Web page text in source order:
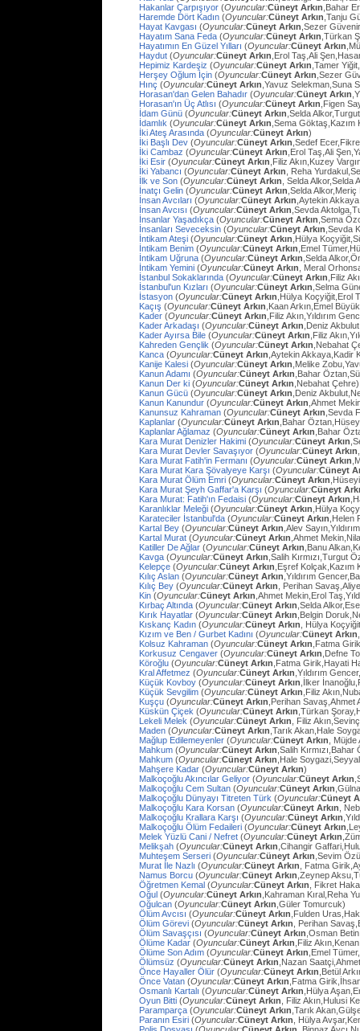
Hakanlar Çarpışıyor (Oyuncular:Cüneyt Arkın ,Bahar
Haremde Dört Kadın (Oyuncular:Cüneyt Arkın ,Tanju
Hayat Kavgası (Oyuncular:Cüneyt Arkın ,Sezer
Hayatım Sana Feda (Oyuncular:Cüneyt Arkın ,Türkan
Hayatımın En Güzel Yılları (Oyuncular:Cüneyt Arkın
Haydut (Oyuncular:Cüneyt Arkın ,Erol Taş,Ali
Hepimiz Kardeşiz (Oyuncular:Cüneyt Arkın ,Tamer
Herşey Oğlum İçin (Oyuncular:Cüneyt Arkın ,Sezer
Hınç (Oyuncular:Cüneyt Arkın ,Yavuz Selekman,Suna
Horasan'dan Gelen Bahadır (Oyuncular:Cüneyt Arkın
Horasan'ın Üç Atlısı (Oyuncular:Cüneyt Arkın ,Figen
İdam Günü (Oyuncular:Cüneyt Arkın ,Selda
İdamlık (Oyuncular:Cüneyt Arkın ,Sema
İki Ateş Arasında (Oyuncular:Cüneyt Arkın)
İki Başlı Dev (Oyuncular:Cüneyt Arkın ,Sedef
İki Cambaz (Oyuncular:Cüneyt Arkın ,Erol Taş,Ali
İki Esir (Oyuncular:Cüneyt Arkın ,Filiz Akın,Kuzey
İki Yabancı (Oyuncular:Cüneyt Arkın , Reha
İlk ve Son (Oyuncular:Cüneyt Arkın , Selda Alkor,Selda
İnatçı Gelin (Oyuncular:Cüneyt Arkın ,Selda
İnsan Avcıları (Oyuncular:Cüneyt Arkın ,Aytekin
İnsan Avcısı (Oyuncular:Cüneyt Arkın ,Sevda
İnsanlar Yaşadıkça (Oyuncular:Cüneyt Arkın ,Sema
İnsanları Seveceksin (Oyuncular:Cüneyt Arkın ,Sevda
İntikam Ateşi (Oyuncular:Cüneyt Arkın ,Hülya
İntikam Benim (Oyuncular:Cüneyt Arkın ,Emel
İntikam Uğruna (Oyuncular:Cüneyt Arkın ,Selda
İntikam Yemini (Oyuncular:Cüneyt Arkın , Meral
İstanbul Sokaklarında (Oyuncular:Cüneyt Arkın ,Filiz
İstanbul'un Kızları (Oyuncular:Cüneyt Arkın ,Selma
İstasyon (Oyuncular:Cüneyt Arkın ,Hülya Koçyiğit,Erol
Kaçış (Oyuncular:Cüneyt Arkın ,Kaan Arkın,Emel
Kader (Oyuncular:Cüneyt Arkın ,Filiz Akın,Yıldırım
Kader Arkadaşı (Oyuncular:Cüneyt Arkın ,Deniz
Kader Ayırsa Bile (Oyuncular:Cüneyt Arkın ,Filiz
Kahreden Gençlik (Oyuncular:Cüneyt Arkın ,Nebahat
Kanca (Oyuncular:Cüneyt Arkın ,Aytekin Akkaya,Kadir
Kanije Kalesi (Oyuncular:Cüneyt Arkın ,Melike
Kanun Adamı (Oyuncular:Cüneyt Arkın ,Bahar
Kanun Der ki (Oyuncular:Cüneyt Arkın ,Nebahat Çehre)
Kanun Gücü (Oyuncular:Cüneyt Arkın ,Deniz
Kanun Kanundur (Oyuncular:Cüneyt Arkın ,Ahmet
Kanunsuz Kahraman (Oyuncular:Cüneyt Arkın ,Sevda
Kaplanlar (Oyuncular:Cüneyt Arkın ,Bahar
Kaplanlar Ağlamaz (Oyuncular:Cüneyt Arkın ,Bahar
Kara Murat Denizler Hakimi (Oyuncular:Cüneyt Arkın
Kara Murat Devler Savaşıyor (Oyuncular:Cüneyt Arkın
Kara Murat Fatih'in Fermanı (Oyuncular:Cüneyt Arkın
Kara Murat Kara Şövalyeye Karşı (Oyuncular:Cüneyt
Kara Murat Ölüm Emri (Oyuncular:Cüneyt Arkın
Kara Murat Şeyh Gaffar'a Karşı (Oyuncular:Cüneyt
Kara Murat: Fatih'ın Fedaisi (Oyuncular:Cüneyt Arkın
Karanlıklar Meleği (Oyuncular:Cüneyt Arkın ,Hülya
Karateciler İstanbul'da (Oyuncular:Cüneyt Arkın ,Helen
Kartal Bey (Oyuncular:Cüneyt Arkın ,Alev
Kartal Murat (Oyuncular:Cüneyt Arkın ,Ahmet
Katiller De Ağlar (Oyuncular:Cüneyt Arkın ,Banu
Kavga (Oyuncular:Cüneyt Arkın ,Salih Kırmızı,Turgut
Kelepçe (Oyuncular:Cüneyt Arkın ,Eşref
Kılıç Aslan (Oyuncular:Cüneyt Arkın ,Yıldırım
Kılıç Bey (Oyuncular:Cüneyt Arkın , Perihan
Kin (Oyuncular:Cüneyt Arkın ,Ahmet Mekin,Erol
Kırbaç Altında (Oyuncular:Cüneyt Arkın ,Selda
Kırık Hayatlar (Oyuncular:Cüneyt Arkın ,Belgin
Kıskanç Kadın (Oyuncular:Cüneyt Arkın , Hülya
Kızım ve Ben / Gurbet Kadını (Oyuncular:Cüneyt Arkın
Kolsuz Kahraman (Oyuncular:Cüneyt Arkın ,Fatma
Korkusuz Cengaver (Oyuncular:Cüneyt Arkın ,Defne
Köroğlu (Oyuncular:Cüneyt Arkın ,Fatma Girik,Hayati
Kral Affetmez (Oyuncular:Cüneyt Arkın ,Yıldırım
Küçük Kovboy (Oyuncular:Cüneyt Arkın ,İlker
Küçük Sevgilim (Oyuncular:Cüneyt Arkın ,Filiz
Kuşçu (Oyuncular:Cüneyt Arkın ,Perihan
Küskün Çiçek (Oyuncular:Cüneyt Arkın ,Türkan
Lekeli Melek (Oyuncular:Cüneyt Arkın , Filiz
Maden (Oyuncular:Cüneyt Arkın ,Tarık Akan,Hale
Mağlup Edilemeyenler (Oyuncular:Cüneyt Arkın ,
Mahkum (Oyuncular:Cüneyt Arkın ,Salih
Mahkum (Oyuncular:Cüneyt Arkın ,Hale
Mahşere Kadar (Oyuncular:Cüneyt Arkın)
Malkoçoğlu Akıncılar Geliyor (Oyuncular:Cüneyt Arkın
Malkoçoğlu Cem Sultan (Oyuncular:Cüneyt Arkın
Malkoçoğlu Dünyayı Titreten Türk (Oyuncular:Cüneyt
Malkoçoğlu Kara Korsan (Oyuncular:Cüneyt Arkın ,
Malkoçoğlu Krallara Karşı (Oyuncular:Cüneyt Arkın
Malkoçoğlu Ölüm Fedaileri (Oyuncular:Cüneyt Arkın
Melek Yüzlü Cani / Nefret (Oyuncular:Cüneyt Arkın
Melikşah (Oyuncular:Cüneyt Arkın ,Cihangir
Muhteşem Serseri (Oyuncular:Cüneyt Arkın ,Sevim
Murat İle Nazlı (Oyuncular:Cüneyt Arkın , Fatma
Namus Borcu (Oyuncular:Cüneyt Arkın ,Zeynep
Öğretmen Kemal (Oyuncular:Cüneyt Arkın , Fikret
Oğul (Oyuncular:Cüneyt Arkın ,Kahraman Kıral,Reha
Oğulcan (Oyuncular:Cüneyt Arkın ,Güler Tomurcuk)
Ölüm Avcısı (Oyuncular:Cüneyt Arkın ,Fulden
Ölüm Görevi (Oyuncular:Cüneyt Arkın , Perihan
Ölüm Savaşçısı (Oyuncular:Cüneyt Arkın ,Osman
Ölüme Kadar (Oyuncular:Cüneyt Arkın ,Filiz
Ölüme Son Adım (Oyuncular:Cüneyt Arkın ,Emel
Ölümsüz (Oyuncular:Cüneyt Arkın ,Nazan
Önce Hayaller Ölür (Oyuncular:Cüneyt Arkın ,Betül
Önce Vatan (Oyuncular:Cüneyt Arkın ,Fatma
Osmanlı Kartalı (Oyuncular:Cüneyt Arkın ,Hülya
Oyun Bitti (Oyuncular:Cüneyt Arkın , Filiz Akın,Hulusi
Paramparça (Oyuncular:Cüneyt Arkın ,Tarık
Paranın Esiri (Oyuncular:Cüneyt Arkın , Hülya